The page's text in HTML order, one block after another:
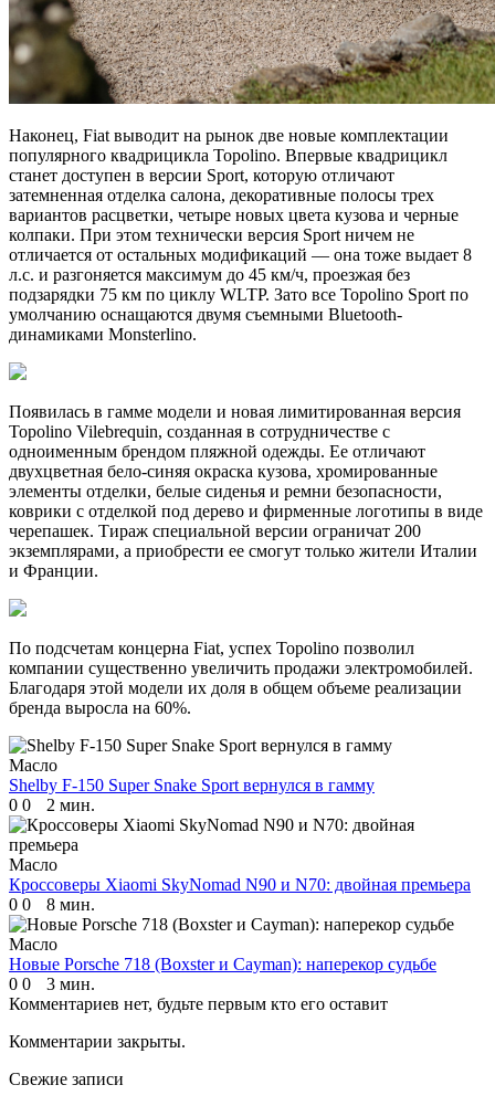
Наконец, Fiat выводит на рынок две новые комплектации
популярного квадрицикла Topolino. Впервые квадрицикл
станет доступен в версии Sport, которую отличают
затемненная отделка салона, декоративные полосы трех
вариантов расцветки, четыре новых цвета кузова и черные
колпаки. При этом технически версия Sport ничем не
отличается от остальных модификаций — она тоже выдает 8
л.с. и разгоняется максимум до 45 км/ч, проезжая без
подзарядки 75 км по циклу WLTP. Зато все Topolino Sport по
умолчанию оснащаются двумя съемными Bluetooth-
динамиками Monsterlino.
Появилась в гамме модели и новая лимитированная версия
Topolino Vilebrequin, созданная в сотрудничестве с
одноименным брендом пляжной одежды. Ее отличают
двухцветная бело-синяя окраска кузова, хромированные
элементы отделки, белые сиденья и ремни безопасности,
коврики с отделкой под дерево и фирменные логотипы в виде
черепашек. Тираж специальной версии ограничат 200
экземплярами, а приобрести ее смогут только жители Италии
и Франции.
По подсчетам концерна Fiat, успех Topolino позволил
компании существенно увеличить продажи электромобилей.
Благодаря этой модели их доля в общем объеме реализации
бренда выросла на 60%.
Масло
Shelby F-150 Super Snake Sport вернулся в гамму
0 0 2 мин.
Масло
Кроссоверы Xiaomi SkyNomad N90 и N70: двойная премьера
0 0 8 мин.
Масло
Новые Porsche 718 (Boxster и Cayman): наперекор судьбе
0 0
3 мин.
Комментариев нет, будьте первым кто его оставит
Комментарии закрыты.
Свежие записи